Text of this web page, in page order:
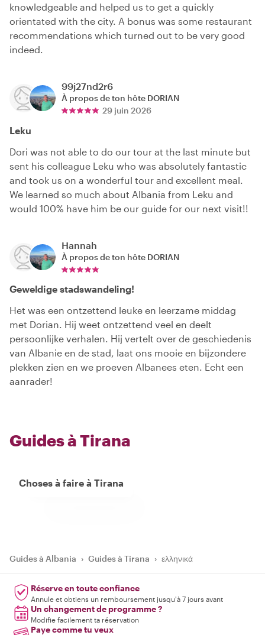
knowledgeable and helped us to get a quickly
orientated with the city. A bonus was some restaurant
recommendations which turned out to be very good
indeed.
99j27nd2r6
À propos de ton hôte DORIAN
29 juin 2026
Leku
Dori was not able to do our tour at the last minute but
sent his colleague Leku who was absolutely fantastic
and took us on a wonderful tour and excellent meal.
We learned so much about Albania from Leku and
would 100% have him be our guide for our next visit!!
Hannah
À propos de ton hôte DORIAN
Geweldige stadswandeling!
Het was een ontzettend leuke en leerzame middag
met Dorian. Hij weet ontzettend veel en deelt
persoonlijke verhalen. Hij vertelt over de geschiedenis
van Albanie en de stad, laat ons mooie en bijzondere
plekken zien en we proeven Albanees eten. Echt een
aanrader!
Guides à Tirana
Choses à faire à Tirana
Guides à Albania › Guides à Tirana › ελληνικά
Réserve en toute confiance
Annule et obtiens un remboursement jusqu'à 7 jours avant
Un changement de programme ?
Modifie facilement ta réservation
Paye comme tu veux